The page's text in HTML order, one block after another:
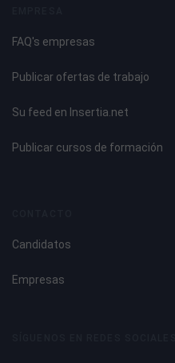
FAQ's empresas
Publicar ofertas de trabajo
Su feed en Insertia.net
Publicar cursos de formación
Candidatos
Empresas